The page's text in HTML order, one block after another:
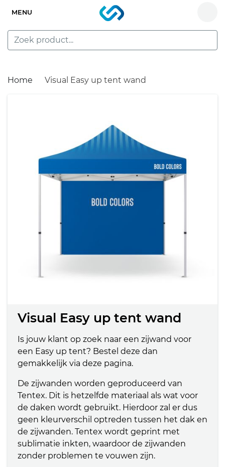
MENU
Home Visual Easy up tent wand
Visual Easy up tent wand
Is jouw klant op zoek naar een zijwand voor
een Easy up tent? Bestel deze dan
gemakkelijk via deze pagina.
De zijwanden worden geproduceerd van
Tentex. Dit is hetzelfde materiaal als wat voor
de daken wordt gebruikt. Hierdoor zal er dus
geen kleurverschil optreden tussen het dak en
de zijwanden. Tentex wordt geprint met
sublimatie inkten, waardoor de zijwanden
zonder problemen te vouwen zijn.